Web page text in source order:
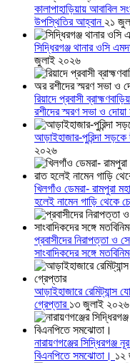
কালাপাহাড়িয়ায়
উপস্থিতির আহ্বান ২১
সিদ্ধিরগঞ্জ থানার ওসি
জুলাই ২০২৬
রিয়াদে প্রবাসী
রশীদের স্মরণ সভা ও দোয়া
আড়াইহাজার-পুরিন্দা সড়কে
২০২৬
খিলগাঁও ডেমরা- রামপুরা
হলেই নামেন গাড়ি থেকে
প্রবাসীদের নিরাপত্তা ও
সাংবাদিকদের সঙ্গে
আড়াইহাজারে রেমিট্যান্স
গ্রেপ্তার ১৩ জুলাই ২০২৬
নারায়ণগঞ্জের সিদ্ধিরগঞ্জ
বিএনপিতে সমঝোতা। ১২